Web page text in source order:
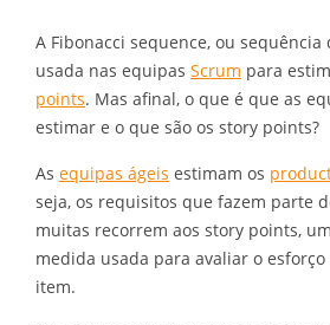
A Fibonacci sequence, ou
usada nas equipas Scrum para
points. Mas afinal, o que é que as
estimar e o que são os story points?
As equipas ágeis estimam os
seja, os requisitos que fazem parte
muitas recorrem aos story points,
medida usada para avaliar o
item.